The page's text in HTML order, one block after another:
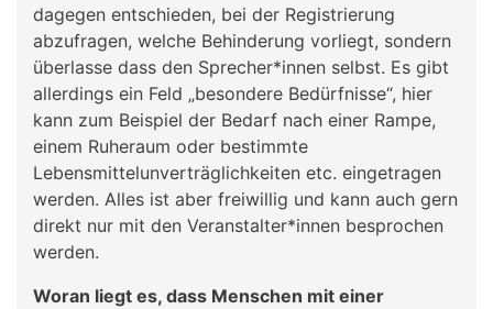
dagegen entschieden, bei der Registrierung
abzufragen, welche Behinderung vorliegt, sondern
überlasse dass den Sprecher*innen selbst. Es gibt
allerdings ein Feld „besondere Bedürfnisse“, hier
kann zum Beispiel der Bedarf nach einer Rampe,
einem Ruheraum oder bestimmte
Lebensmittelunverträglichkeiten etc. eingetragen
werden. Alles ist aber freiwillig und kann auch gern
direkt nur mit den Veranstalter*innen besprochen
werden.
Woran liegt es, dass Menschen mit einer